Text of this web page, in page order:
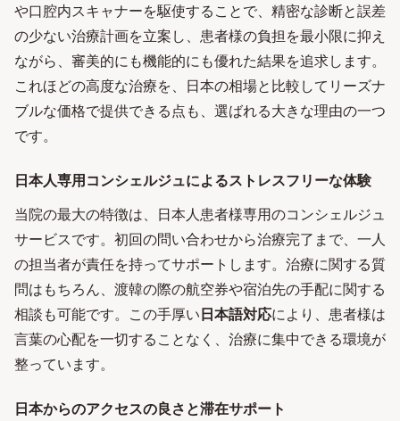
や口腔内スキャナーを駆使することで、精密な診断と誤差
の少ない治療計画を立案し、患者様の負担を最小限に抑え
ながら、審美的にも機能的にも優れた結果を追求します。
これほどの高度な治療を、日本の相場と比較してリーズナ
ブルな価格で提供できる点も、選ばれる大きな理由の一つ
です。
日本人専用コンシェルジュによるストレスフリーな体験
当院の最大の特徴は、日本人患者様専用のコンシェルジュ
サービスです。初回の問い合わせから治療完了まで、一人
の担当者が責任を持ってサポートします。治療に関する質
問はもちろん、渡韓の際の航空券や宿泊先の手配に関する
相談も可能です。この手厚い日本語対応により、患者様は
言葉の心配を一切することなく、治療に集中できる環境が
整っています。
日本からのアクセスの良さと滞在サポート